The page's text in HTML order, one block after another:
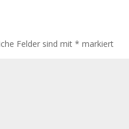
Felder sind mit* markiert